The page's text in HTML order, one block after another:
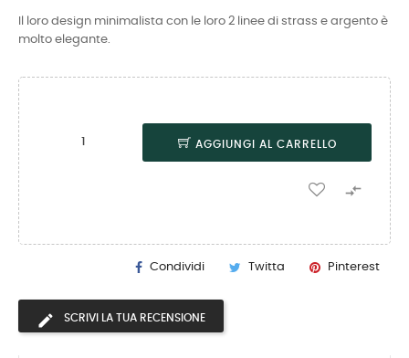
Il loro design minimalista con le loro 2 linee di strass e argento è
molto elegante.
AGGIUNGI AL CARRELLO

Condividi Twitta Pinterest
SCRIVI LA TUA RECENSIONE